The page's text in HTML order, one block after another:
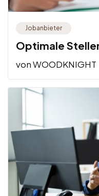
Jobanbieter
Optimale
vonWOODKNIGHT